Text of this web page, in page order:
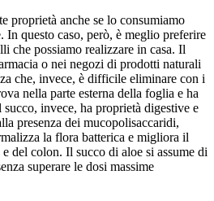
proprietà anche se lo consumiamo
In questo caso, però, è meglio preferire
che possiamo realizzare in casa. Il
o nei negozi di prodotti naturali
che, invece, è difficile eliminare con i
nella parte esterna della foglia e ha
invece, ha proprietà digestive e
presenza dei mucopolisaccaridi,
la flora batterica e migliora il
del colon. Il succo di aloe si assume di
superare le dosi massime